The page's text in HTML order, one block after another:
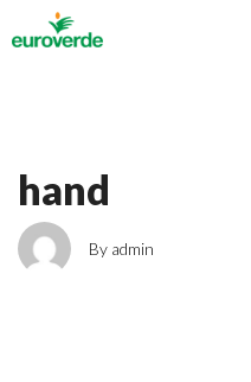
Italiano
hand
By admin